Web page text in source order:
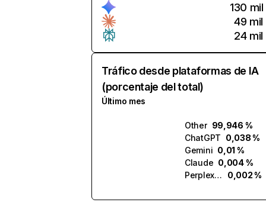
130 mil
49 mil
24 mil
Tráfico desde plataformas de IA
(porcentaje del total)
Último mes
Other 99,946 %
ChatGPT 0,038 %
Gemini 0,01 %
Claude 0,004 %
Perplexity
0,002 %